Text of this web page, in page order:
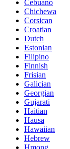
Cebuano
Chichewa
Corsican
Croatian
Dutch
Estonian
Filipino
Finnish
Frisian
Galician
Georgian
Gujarati
Haitian
Hausa
Hawaiian
Hebrew
Hmong